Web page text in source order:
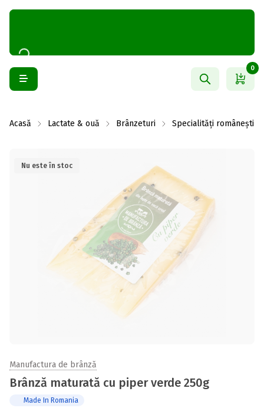
0
Acasă Lactate & ouă Brânzeturi Specialități românești
Nu este în stoc
Manufactura de brânză
Brânză maturată cu piper verde 250g
Made In Romania